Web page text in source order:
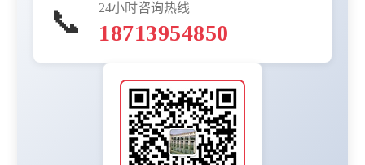
📞 24小时咨询热线
18713954850